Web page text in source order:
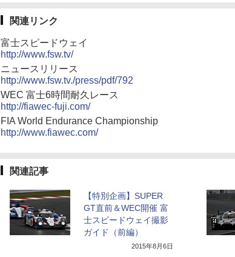
関連リンク
富士スピードウェイ
http://www.fsw.tv/
ニュースリリース
http://www.fsw.tv./press/pdf/792
WEC 富士6時間耐久レース
http://fiawec-fuji.com/
FIA World Endurance Championship
http://www.fiawec.com/
関連記事
【特別企画】SUPER
GT直前＆WEC開催 富
士スピードウェイ撮影
ガイド（前編）
2015年8月6日